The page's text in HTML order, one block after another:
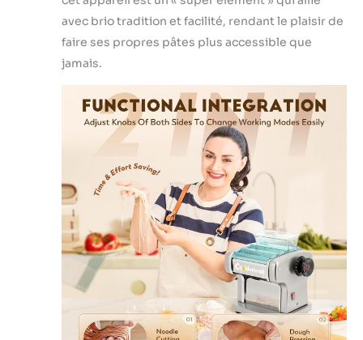
avec brio tradition et facilité, rendant le plaisir de
faire ses propres pâtes plus accessible que
jamais.